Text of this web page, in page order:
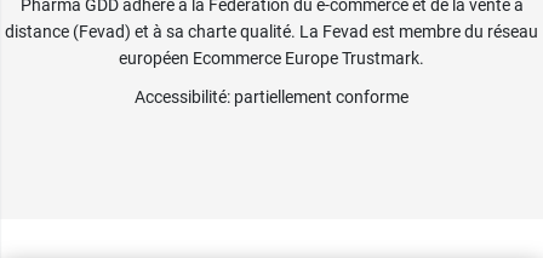
Pharma GDD adhère à la Fédération du e-commerce et de la vente à
distance (Fevad) et à sa charte qualité. La Fevad est membre du réseau
européen Ecommerce Europe Trustmark.
Accessibilité: partiellement conforme